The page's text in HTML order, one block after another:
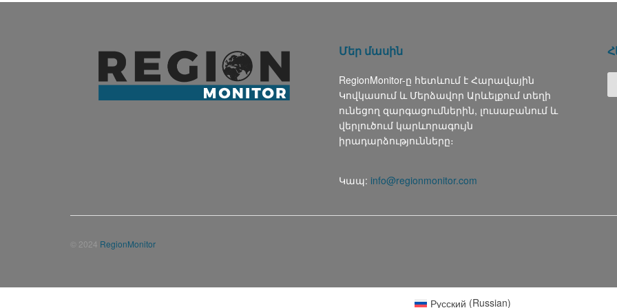
Մեր մասին
RegionMonitor-ը հետևում է Հարավային
Կովկասում և Մերձավոր Արևելքում տեղի
ունեցող զարգացումներին, լուսաբանում և
վերլուծում կարևորագույն
իրադարձությունները։
Կապ: info@regionmonitor.com
© 2024 RegionMonitor
Русский (Russian)